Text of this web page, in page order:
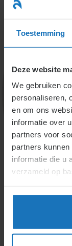
Toestemming
Deze website
We gebruiken
personaliseren,
en om ons
informatie over
partners voor
partners
informatie die u
verzameld op
naar
inhoud
2.2.5.
ziek
De WIA geldt
2004 ziek
bepaalt de